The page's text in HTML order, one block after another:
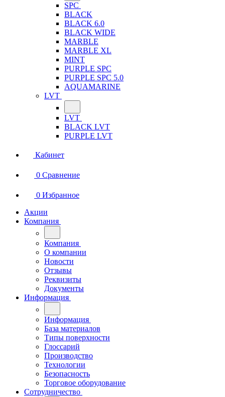
SPC
BLACK
BLACK 6.0
BLACK WIDE
MARBLE
MARBLE XL
MINT
PURPLE SPC
PURPLE SPC 5.0
AQUAMARINE
LVT
LVT
BLACK LVT
PURPLE LVT
Кабинет
0 Сравнение
0 Избранное
Акции
Компания
Компания
О компании
Новости
Отзывы
Реквизиты
Документы
Информация
Информация
База материалов
Типы поверхности
Глоссарий
Производство
Технологии
Безопасность
Торговое оборудование
Сотрудничество